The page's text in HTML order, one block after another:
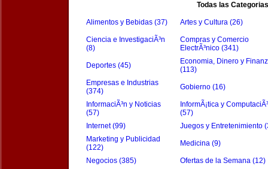
Todas las Categorias
Alimentos y Bebidas (37) Artes y Cultura (26)
Ciencia e InvestigaciÃ³n
(8)
Compras y Comercio
ElectrÃ³nico (341)
Deportes (45)
Economia, Dinero y
(113)
Empresas e Industrias
(374)
Gobierno (16)
InformaciÃ³n y Noticias
(57)
InformÃ¡tica y
(57)
Internet (99)
Juegos y Entretenimiento
Marketing y Publicidad
(122)
Medicina (9)
Negocios (385)
Ofertas de la Semana (12)